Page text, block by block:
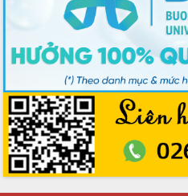
Hội nghị chia sẻ kinh nghiệm, chuyển
giao kỹ thuật y tế, định hướng phát
triển chuyên sâu đến 2030
Chuyển đổi số mở ra không gian phát
triển trong lĩnh vực văn hóa, du lịch
Công bố quyết định của Ban Thường
vụ Tỉnh ủy về công tác cán bộ.
Thủ tướng Phạm Minh Chính: Khẩn
trương tái thiết cuộc sống người dân
sau thiên tai